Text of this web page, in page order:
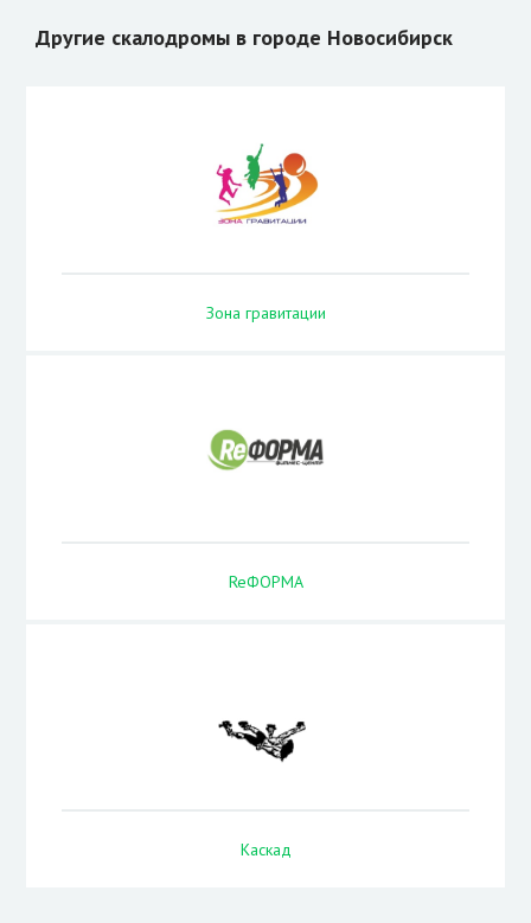
Другие скалодромы в городе Новосибирск
Зона гравитации
ReФОРМА
Каскад